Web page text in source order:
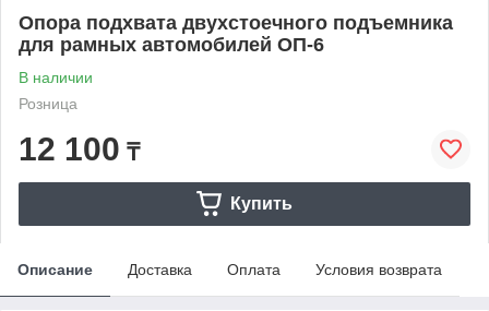
Опора подхвата двухстоечного подъемника
для рамных автомобилей ОП-6
В наличии
Розница
12 100 ₸
Купить
Описание Доставка Оплата Условия возврата